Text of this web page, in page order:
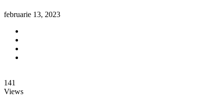
februarie 13, 2023
141
Views